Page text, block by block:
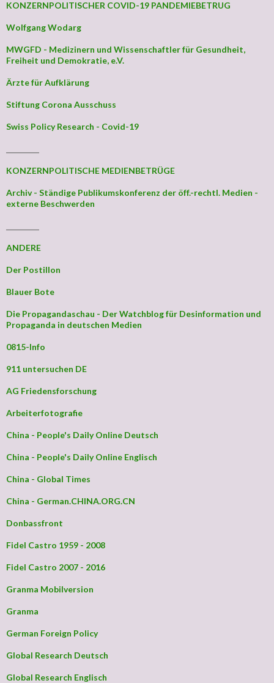
KONZERNPOLITISCHER COVID-19 PANDEMIEBETRUG
Wolfgang Wodarg
MWGFD - Medizinern und Wissenschaftler für Gesundheit,
Freiheit und Demokratie, e.V.
Ärzte für Aufklärung
Stiftung Corona Ausschuss
Swiss Policy Research - Covid-19
KONZERNPOLITISCHE MEDIENBETRÜGE
Archiv - Ständige Publikumskonferenz der öff.-rechtl. Medien -
externe Beschwerden
ANDERE
Der Postillon
Blauer Bote
Die Propagandaschau - Der Watchblog für Desinformation und
Propaganda in deutschen Medien
0815-Info
911 untersuchen DE
AG Friedensforschung
Arbeiterfotografie
China - People's Daily Online Deutsch
China - People's Daily Online Englisch
China - Global Times
China - German.CHINA.ORG.CN
Donbassfront
Fidel Castro 1959 - 2008
Fidel Castro 2007 - 2016
Granma Mobilversion
Granma
German Foreign Policy
Global Research Deutsch
Global Research Englisch